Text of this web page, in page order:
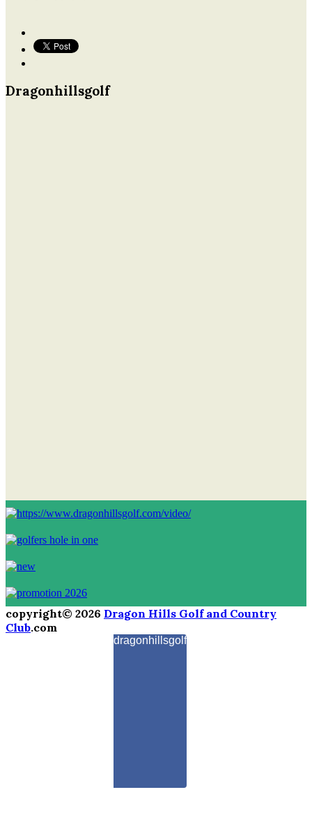
Dragonhillsgolf
copyright© 2026 Dragon Hills Golf and Country
Club.com
dragonhillsgolf